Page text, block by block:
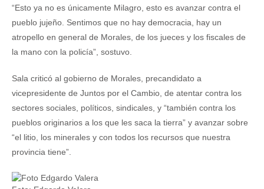
“Esto ya no es únicamente Milagro, esto es avanzar contra el
pueblo jujeño. Sentimos que no hay democracia, hay un
atropello en general de Morales, de los jueces y los fiscales de
la mano con la policía”, sostuvo.
Sala criticó al gobierno de Morales, precandidato a
vicepresidente de Juntos por el Cambio, de atentar contra los
sectores sociales, políticos, sindicales, y “también contra los
pueblos originarios a los que les saca la tierra” y avanzar sobre
“el litio, los minerales y con todos los recursos que nuestra
provincia tiene”.